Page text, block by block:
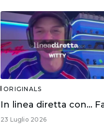
ORIGINALS
23 Luglio 2026